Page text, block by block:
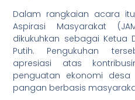
Dalam rangkaian acara
Aspirasi Masyarakat
dikukuhkan sebagai Ketua
Putih. Pengukuhan
apresiasi atas
penguatan ekonomi
pangan berbasis